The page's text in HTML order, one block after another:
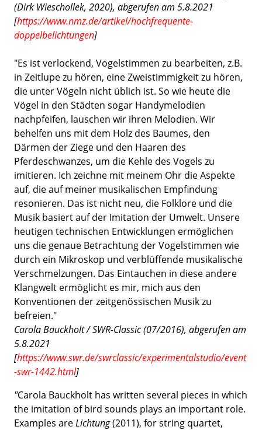
(Dirk Wieschollek, 2020), abgerufen am 5.8.2021
[https://www.nmz.de/artikel/hochfrequente-
doppelbelichtungen]
"Es ist verlockend, Vogelstimmen zu bearbeiten, z.B.
in Zeitlupe zu hören, eine Zweistimmigkeit zu hören,
die unter Vögeln nicht üblich ist. So wie heute die
Vögel in den Städten sogar Handymelodien
nachpfeifen, lauschen wir ihren Melodien. Wir
behelfen uns mit dem Holz des Baumes, den
Därmen der Ziege und den Haaren des
Pferdeschwanzes, um die Kehle des Vogels zu
imitieren. Ich zeichne mit meinem Ohr die Aspekte
auf, die auf meiner musikalischen Empfindung
resonieren. Das ist nicht neu, die Folklore und die
Musik basiert auf der Imitation der Umwelt. Unsere
heutigen technischen Entwicklungen ermöglichen
uns die genaue Betrachtung der Vogelstimmen wie
durch ein Mikroskop und verblüffende musikalische
Verschmelzungen. Das Eintauchen in diese andere
Klangwelt ermöglicht es mir, mich aus den
Konventionen der zeitgenössischen Musik zu
befreien."
Carola Bauckholt / SWR-Classic (07/2016), abgerufen am
5.8.2021
[https://www.swr.de/swrclassic/experimentalstudio/event
-swr-1442.html]
"Carola Bauckholt has written several pieces in which
the imitation of bird sounds plays an important role.
Examples areLichtung(2011), for string quartet,